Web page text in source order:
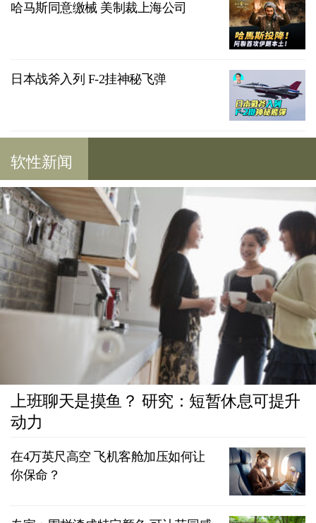
哈马斯同意缴械 美制裁上海公司
日本战斧入列 F-2挂神秘飞弹
软性新闻
上班聊天是摸鱼？ 研究：短暂休息可提升
动力
在4万英尺高空 飞机客舱加压如何让
你保命？